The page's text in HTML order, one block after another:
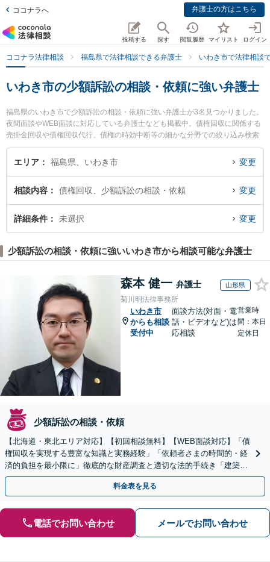
ココナラへ 弁護士の方はこちら
投稿する 探す 閲覧履歴 マイリスト ログイン
ココナラ法律相談 福島県で法律相談できる弁護士 いわき市で法律相談
いわき市の少額訴訟の相談・依頼に強い弁護士
福島県のいわき市で少額訴訟の相談・依頼に強い弁護士が3名見つかりました。
夜間面談やWEB面談に対応している弁護士なども掲載中。債権回収に関係する
売掛金回収や債権回収代行、債権の時効中断等の細かな分野での絞り込み検索
もでき便利です。特に弁護士法人湊法律事務所の安藤 眞史弁護士やいわきグリ
ーン法律事務所の佐藤 慎也弁護士、くどうつつじの花法律事務所の工藤 誠一弁
護士のプロフィール情報や弁護士費用、強みなどが注目されています。『いわ
士に相談したい』『少額訴訟の相談・依頼のトラブル解決の実績豊富な近くの
弁護士を検索したい』『初回相談無料で少額訴訟の相談・依頼を法律相談でき
るいわき市内の弁護士に相談予約したい』などでお困りの相談者さんにおすす
エリア 福島県、いわき市 変更
相談内容 債権回収、少額訴訟の相談・依頼 変更
詳細条件 未選択 変更
少額訴訟の相談・依頼に強いいわき市から相談可能な弁護士
森本 健一 弁護士 山形県
菊川明法律事務所
いわき市
からも相談
受付中
面談方法(対面・電
話・ビデオなど)は
応相談
営業時
間：本日
定休日
少額訴訟の相談・依頼
【北海道・東北エリア対応】【初回相談無料】【WEB面談対応】「債
権回収を実現する豊富な知識と実務経験」「依頼者さまの時間的・経
済的負担を最小限に」徹底的な財産調査と適切な法的手続き「建築会
社、食品会社、不動産オーナー」【休日・夜間相談可】
料金表を見る
電話でお問い合わせ メールでお問い合わせ